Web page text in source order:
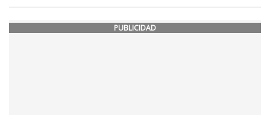
PUBLICIDAD